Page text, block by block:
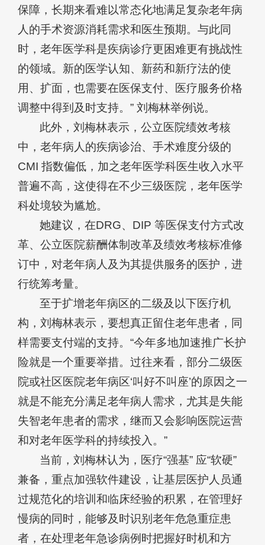
保障，长期来看难以常态化地满足复杂老年病
人的手术资源消耗需求和医生预期。与此同
时，老年医学科是疾病诊疗更困难更有挑战性
的领域。新的医学认知、新药和新疗法的使
用、扩面，也需要在医保支付、医疗服务价格
调整中得到及时支持。” 刘梅林举例说。
此外，刘梅林表示，公立医院绩效考核
中，老年病人的疾病诊治、手术难度分级的
CMI 指数偏低，加之老年医学科医生收入水平
普遍不高，这使得在不少三级医院，老年医学
科处境较为尴尬。
她建议，在DRG、DIP 等医保支付方式改
革、公立医院薪酬体制改革及绩效考核标准修
订中，对老年病人及为其提供服务的医护，进
行统筹考量。
至于扩增老年病区的二级及以下医疗机
构，刘梅林表示，要想真正留住老年患者，同
样需要支付端的支持。“今年多地加速推广长护
险就是一个重要举措。过往来看，部分二级医
院或社区医院老年病区‘叫好不叫座’的原因之一
就是不能充分满足老年病人需求，尤其是失能
失智老年患者的需求，继而又会影响医院运营
和对老年医学科的持续投入。”
当前，刘梅林认为，医疗“强基” 应“软硬”
兼备，重点加强软件建设，让基层医护人员通
过规范化的培训和临床经验的积累，在管理好
慢病的同时，能够及时识别老年危急重症患
者，在处理老年急诊病例时把握好时机和方